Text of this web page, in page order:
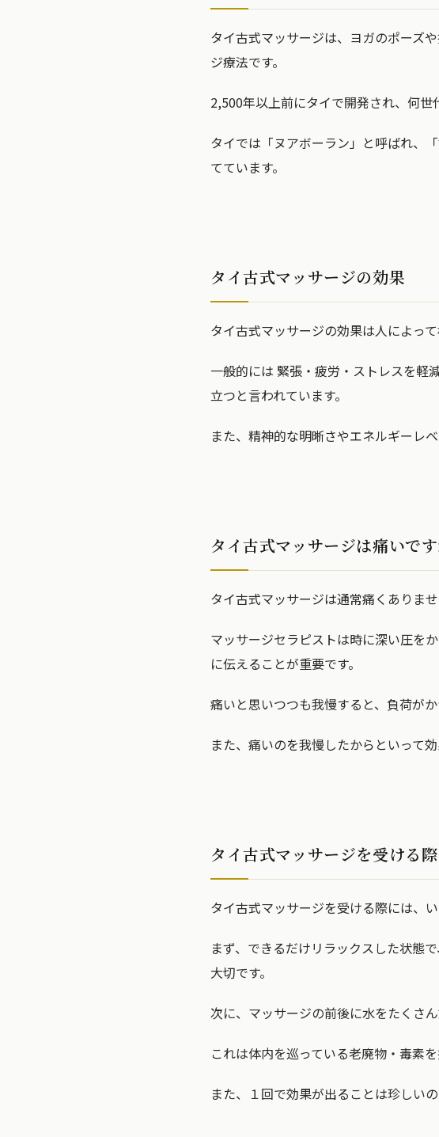
タイ古式マッサージは、ヨガのポーズ
ジ療法です。
2,500年以上前にタイで開発され、何世
タイでは「ヌアボーラン」と呼ばれ、
てています。
タイ古式マッサージの効果
タイ古式マッサージの効果は人によって
一般的には 緊張・疲労・ストレスを軽
立つと言われています。
また、精神的な明晰さやエネルギーレ
タイ古式マッサージは痛いです
タイ古式マッサージは通常痛くありま
マッサージセラピストは時に深い圧を
に伝えることが重要です。
痛いと思いつつも我慢すると、負荷がか
また、痛いのを我慢したからといって
タイ古式マッサージを受ける
タイ古式マッサージを受ける際には、
まず、できるだけリラックスした状態
大切です。
次に、マッサージの前後に水をたくさん
これは体内を巡っている老廃物・毒素
また、１回で効果が出ることは珍しい